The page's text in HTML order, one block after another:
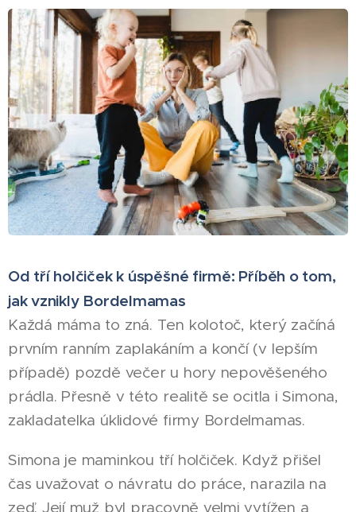
Od tří holčiček k úspěšné firmě: Příběh o tom,
jak vznikly Bordelmamas
Každá máma to zná. Ten kolotoč, který začíná
prvním ranním zaplakáním a končí (v lepším
případě) pozdě večer u hory nepověšeného
prádla. Přesně v této realitě se ocitla i Simona,
zakladatelka úklidové firmy Bordelmamas.
Simona je maminkou tří holčiček. Když přišel
čas uvažovat o návratu do práce, narazila na
zeď. Její muž byl pracovně velmi vytížen a